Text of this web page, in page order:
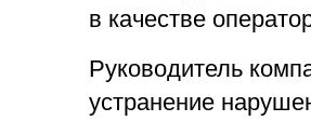
в качестве
Руководитель
устранение